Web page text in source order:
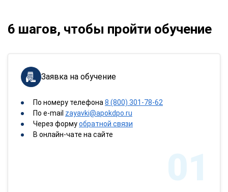
6 шагов, чтобы пройти обучение
Заявка на обучение
По номеру телефона 8 (800) 301-78-62
По e-mail zayavki@apokdpo.ru
Через формуобратной связи
В онлайн-чате на сайте
01